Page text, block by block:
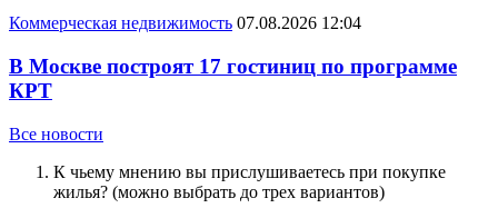
Коммерческая недвижимость 07.08.2026 12:04
В Москве построят 17 гостиниц по программе
КРТ
Все новости
К чьему мнению вы прислушиваетесь при покупке
жилья? (можно выбрать до трех вариантов)